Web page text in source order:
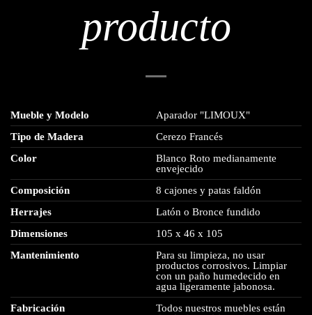
producto
Mueble y Modelo
Aparador "LIMOUX"
Tipo de Madera
Cerezo Francés
Color
Blanco Roto medianamente
envejecido
Composición
8 cajones y patas faldón
Herrajes
Latón o Bronce fundido
Dimensiones
105 x 46 x 105
Mantenimiento
Para su limpieza, no usar
productos corrosivos. Limpiar
con un paño humedecido en
agua ligeramente jabonosa.
Fabricación
Todos nuestros muebles están